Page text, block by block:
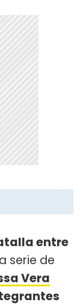
entre
serie de
Vera